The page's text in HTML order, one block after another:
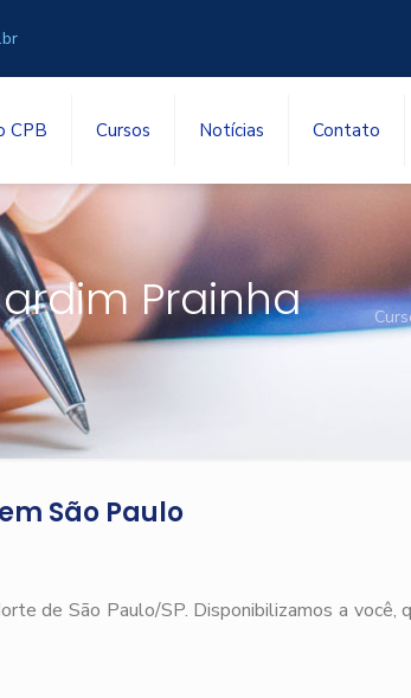
CPB Cursos Notícias Contato
Prainha
São Paulo
de São Paulo/SP. Disponibilizamos a você,